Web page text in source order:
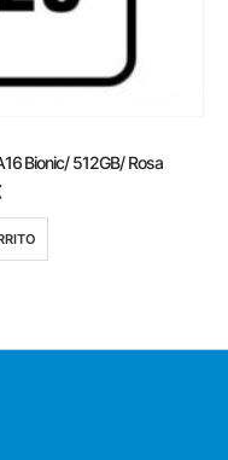
Bionic/ 512GB/ Rosa